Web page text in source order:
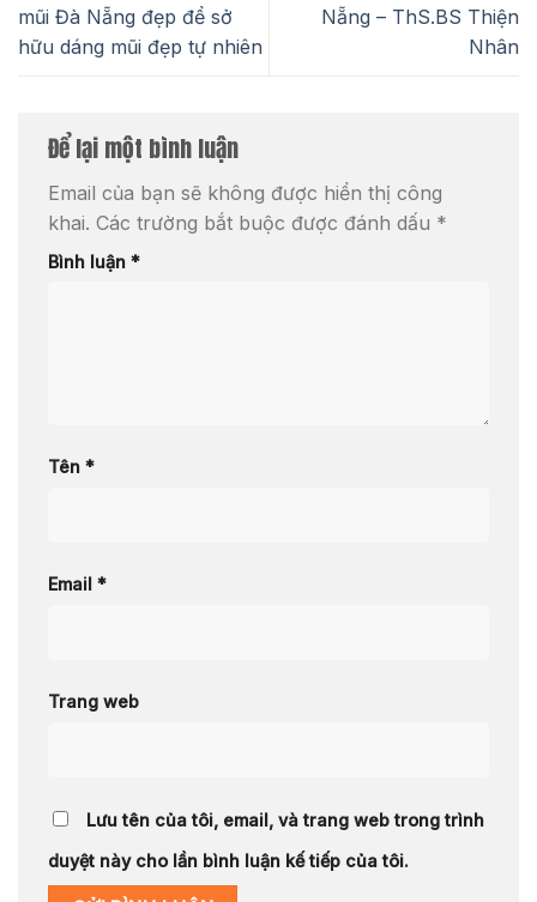
mũi Đà Nẵng đẹp để sở
hữu dáng mũi đẹp tự nhiên
Nẵng – ThS.BS Thiện
Nhân
Để lại một bình luận
Email của bạn sẽ không được hiển thị công
khai. Các trường bắt buộc được đánh dấu *
Bình luận *
Tên *
Email *
Trang web
Lưu tên của tôi, email, và trang web trong trình
duyệt này cho lần bình luận kế tiếp của tôi.